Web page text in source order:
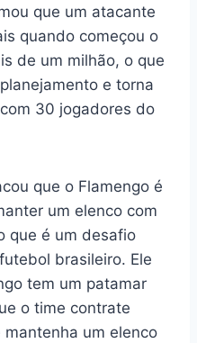
que um atacante
quando começou o
de um milhão, o que
e torna
30 jogadores do
que o Flamengo é
um elenco com
que é um desafio
brasileiro. Ele
tem um patamar
o time contrate
um elenco